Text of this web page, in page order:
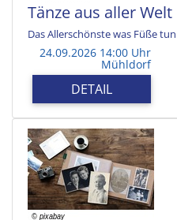
Tänze aus aller Welt
Das Allerschönste was Füße
24.09.2026 14:00 Uhr
Mühldorf
DETAIL